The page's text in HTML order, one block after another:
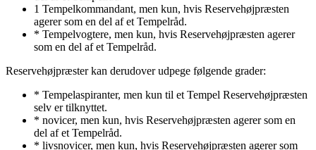
1 Tempelkommandant, men kun, hvis Reservehøjpræsten
agerer som en del af et Tempelråd.
* Tempelvogtere, men kun, hvis Reservehøjpræsten agerer
som en del af et Tempelråd.
Reservehøjpræster kan derudover udpege følgende grader:
* Tempelaspiranter, men kun til et Tempel Reservehøjpræsten
selv er tilknyttet.
* novicer, men kun, hvis Reservehøjpræsten agerer som en
del af et Tempelråd.
* livsnovicer, men kun, hvis Reservehøjpræsten agerer som